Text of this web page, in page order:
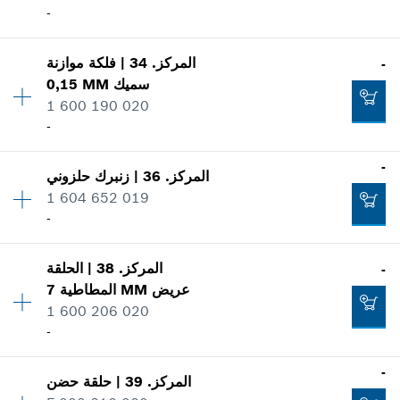
تضاف إلى سلة البضائع
-
تضاف إلى سلة البضائع
-
الكمية 1
فئة السعر :
13
معلومات عن قطع الغيار
اعرض الصور
-
المركز .
34
| فلكة موازنة
0,15 MM سميك
1 600 190 020
-
-
الكمية 1
فئة السعر:
11
إثبات الاستعمال
اعرض الصور
-
المركز .
36
| زنبرك حلزوني
1 604 652 019
-
-
فئة السعر:
11
معلومات عن قطع الغيار
المركز .
38
| الحلقة
المطاطية 7 MM عريض
1 600 206 020
-
-
الكمية 1
المركز .
39
| حلقة حضن
-